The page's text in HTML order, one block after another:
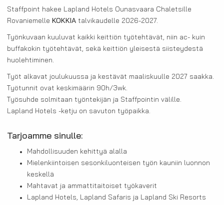
Staffpoint hakee Lapland Hotels Ounasvaara Chaletsille
Rovaniemelle KOKKIA talvikaudelle 2026-2027.
Työnkuvaan kuuluvat kaikki keittiön työtehtävät, niin ac- kuin
buffakokin työtehtävät, sekä keittiön yleisestä siisteydestä
huolehtiminen.
Työt alkavat joulukuussa ja kestävät maaliskuulle 2027 saakka.
Työtunnit ovat keskimäärin 90h/3wk.
Työsuhde solmitaan työntekijän ja Staffpointin välille.
Lapland Hotels -ketju on savuton työpaikka.
Tarjoamme sinulle:
Mahdollisuuden kehittyä alalla
Mielenkiintoisen sesonkiluonteisen työn kauniin luonnon
keskellä
Mahtavat ja ammattitaitoiset työkaverit
Lapland Hotels, Lapland Safaris ja Lapland Ski Resorts